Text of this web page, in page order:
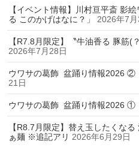
【イベント情報】川村亘平斎 影
る このかげはなに？」
2026年7月
【R7.8月限定】〝牛油香る 豚筋(
2026年7月28日
ウワサの葛飾 盆踊り情報2026 ②
21日
ウワサの葛飾 盆踊り情報2026 ①
【R8.7月限定】替え玉したくな
ぁ麺 ※追記アリ 2026年6月29日